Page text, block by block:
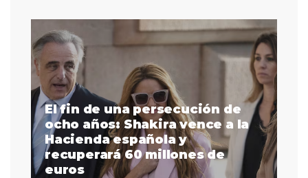
a la
La intérprete de lenguaje de
señas Justina Miles es la
primera afroamericana sorda
en actuar en la Súper Bowl